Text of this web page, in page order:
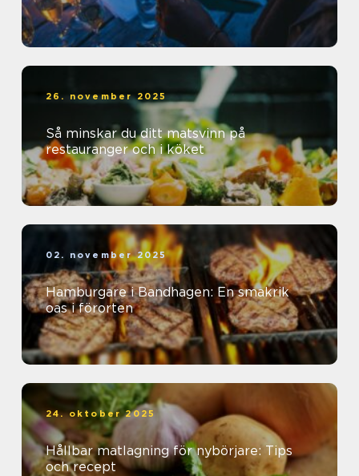
26. november 2025
Så minskar du ditt matsvinn på
restauranger och i köket
02. november 2025
Hamburgare i Bandhagen: En smakrik
oas i förorten
24. oktober 2025
Hållbar matlagning för nybörjare: Tips
och recept